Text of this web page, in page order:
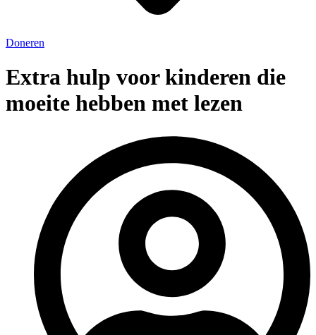
Doneren
Extra hulp voor kinderen die
moeite hebben met lezen